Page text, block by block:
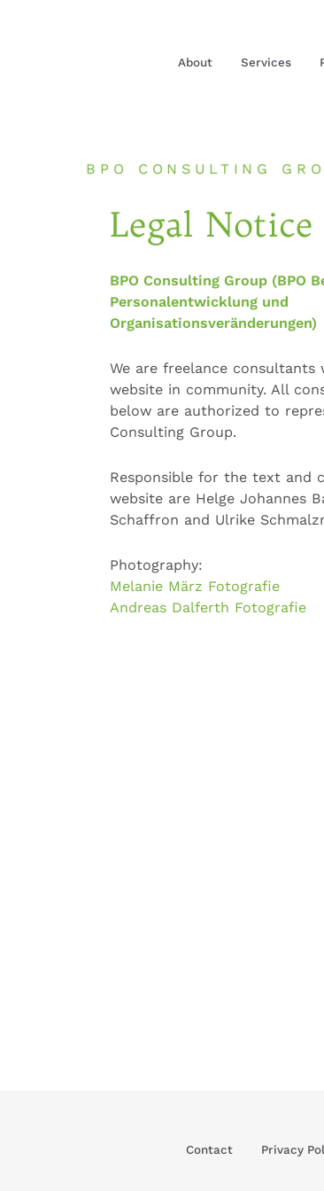
About Services
BPO CONSULTING
Legal Notice
BPO Consulting Group (BPO
Personalentwicklung und
Organisationsveränderungen)
We are freelance consultants
website in community. All
below are authorized to
Consulting Group.
Responsible for the text and
website are Helge Johannes
Schaffron and Ulrike
Photography:
Melanie März Fotografie
Andreas Dalferth Fotografie
Contact Privacy